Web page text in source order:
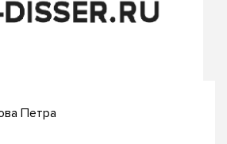
Петра